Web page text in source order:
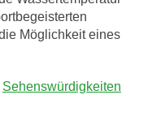
Möglichkeit eines
Sehenswürdigkeiten